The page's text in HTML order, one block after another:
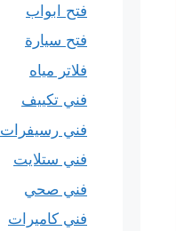
فتح ابواب
فتح سيارة
فلاتر مياه
فني تكييف
فني رسيفرات
فني ستلايت
فني صحي
فني كاميرات